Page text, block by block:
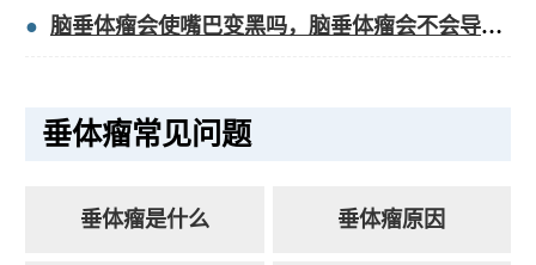
脑垂体瘤会使嘴巴变黑吗，脑垂体瘤会不会导致头痛？
垂体瘤常见问题
垂体瘤是什么 垂体瘤原因